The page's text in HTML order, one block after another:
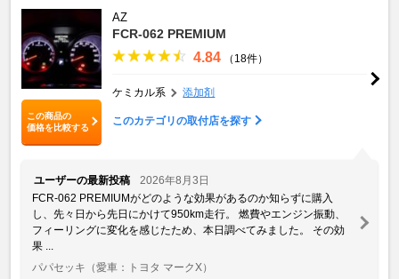
この商品の
価格を比較する
AZ
FCR-062 PREMIUM
4.84 （18件）
ケミカル系 添加剤
このカテゴリの取付店を探す
ユーザーの最新投稿
2026年8月3日
FCR-062 PREMIUMがどのような効果があるのか知らずに購入
し、先々日から先日にかけて950km走行。 燃費やエンジン振動、
フィーリングに変化を感じたため、本日調べてみました。 その効
果 ...
パパセッキ （愛車：トヨタ マークX）